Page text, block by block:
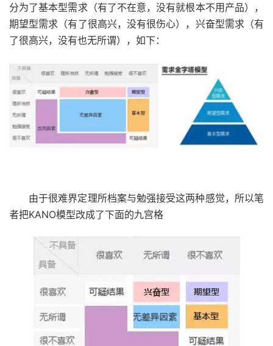
分为了基本型需求（有了不在意，没有就根本不用产品），
期望型需求（有了很高兴，没有很伤心），兴奋型需求（有
了很高兴，没有也无所谓），如下：
由于很难界定理所档案与勉强接受这两种感觉，所以笔
者把KANO模型改成了下面的九宫格